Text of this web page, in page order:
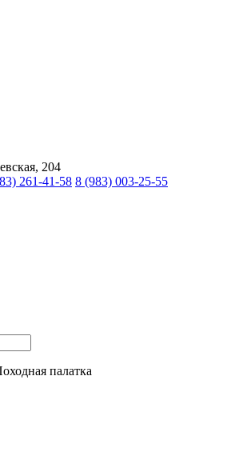
204
261-41-58 8 (983) 003-25-55
палатка